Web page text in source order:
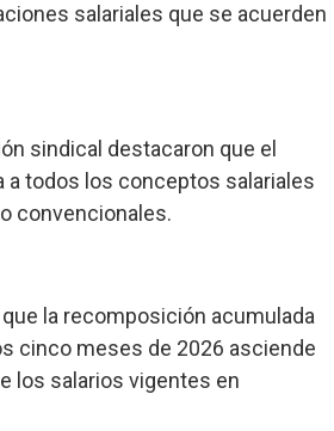
salariales que se acuerden
sindical destacaron que el
a todos los conceptos salariales
convencionales.
la recomposición acumulada
cinco meses de 2026 asciende
los salarios vigentes en